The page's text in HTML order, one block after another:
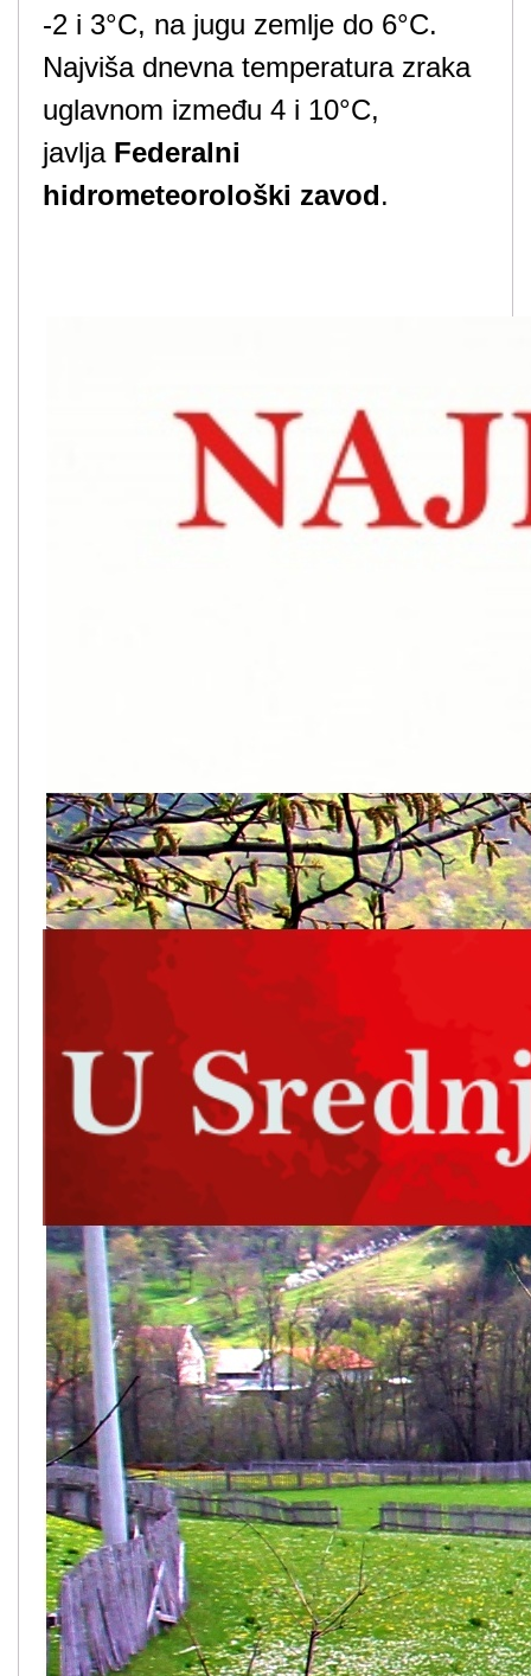
-2 i 3°C, na jugu zemlje do 6°C.
Najviša dnevna temperatura zraka
uglavnom između 4 i 10°C,
javlja Federalni
hidrometeorološki zavod.